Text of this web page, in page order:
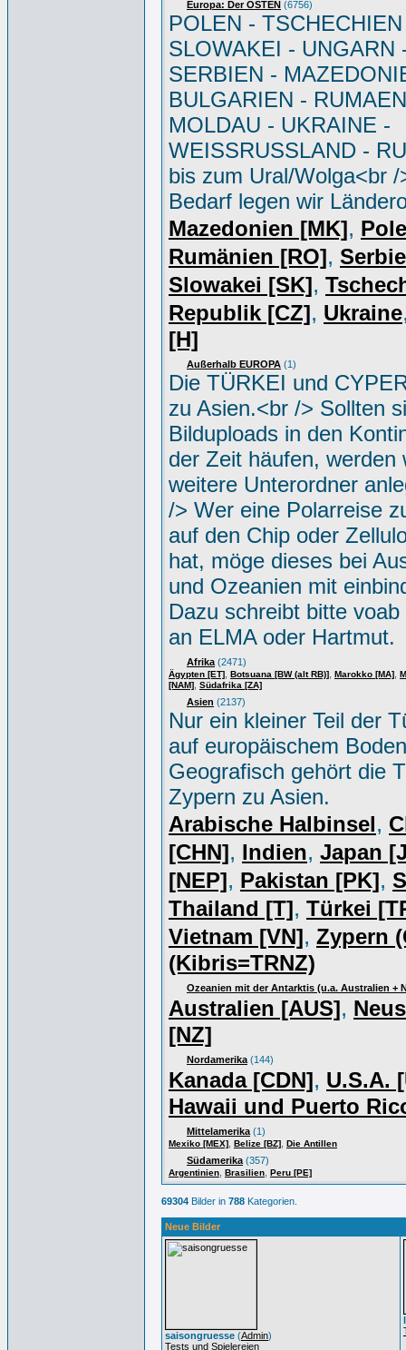
Europa: Der OSTEN (6756)
POLEN -
SLOWAKEI - UNGARN
SERBIEN -
BULGARIEN -
MOLDAU - UKRAINE -
WEISSRUSSLAND -
bis zum Ural/Wolga<br /
Bedarf legen wir
Mazedonien [MK],
Rumänien [RO],
Slowakei [SK],
Republik [CZ], Ukraine
[H]
Außerhalb EUROPA (1)
Die TÜRKEI und
zu Asien.<br /> Sollten
Bilduploads in den
der Zeit häufen, werden
weitere Unterordner
/> Wer eine Polarreise
auf den Chip oder
hat, möge dieses bei
und Ozeanien mit
Dazu schreibt bitte
an ELMA oder Hartmut.
Afrika (2471)
Ägypten [ET] Botsuana [BW (alt RB)] Marokko [MA]
[NAM] Südafrika [ZA]
Asien (2137)
Nur ein kleiner Teil der
auf europäischem
Geografisch gehört die
Zypern zu Asien.
Arabische Halbinsel,
[CHN], Indien, Japan
[NEP], Pakistan [PK],
Thailand [T], Türkei
Vietnam [VN], Zypern
(Kibris=TRNZ)
Ozeanien mit der Antarktis (u.a. Australien +
Australien [AUS],
[NZ]
Nordamerika (144)
Kanada [CDN], U.S.A.
Hawaii und Puerto
Mittelamerika (1)
Mexiko [MEX] Belize [BZ] Die Antillen
Südamerika (357)
Argentinien Brasilien Peru [PE]
69304 Bilder in 788 Kategorien.
Neue Bilder
saisongruesse (Admin)
Tests und Spielereien